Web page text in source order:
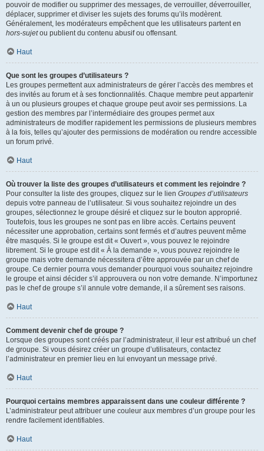
pouvoir de modifier ou supprimer des messages, de verrouiller, déverrouiller,
déplacer, supprimer et diviser les sujets des forums qu’ils modèrent.
Généralement, les modérateurs empêchent que les utilisateurs partent en
hors-sujetou publient du contenu abusif ou offensant.
Haut
Que sont les groupes d’utilisateurs ?
Les groupes permettent aux administrateurs de gérer l’accès des membres et
des invités au forum et à ses fonctionnalités. Chaque membre peut appartenir
à un ou plusieurs groupes et chaque groupe peut avoir ses permissions. La
gestion des membres par l’intermédiaire des groupes permet aux
administrateurs de modifier rapidement les permissions de plusieurs membres
à la fois, telles qu’ajouter des permissions de modération ou rendre accessible
un forum privé.
Haut
Où trouver la liste des groupes d’utilisateurs et comment les rejoindre ?
Pour consulter la liste des groupes, cliquez sur le lien Groupes d’utilisateurs
depuis votre panneau de l’utilisateur. Si vous souhaitez rejoindre un des
groupes, sélectionnez le groupe désiré et cliquez sur le bouton approprié.
Toutefois, tous les groupes ne sont pas en libre accès. Certains peuvent
nécessiter une approbation, certains sont fermés et d’autres peuvent même
être masqués. Si le groupe est dit « Ouvert », vous pouvez le rejoindre
librement. Si le groupe est dit « À la demande », vous pouvez rejoindre le
groupe mais votre demande nécessitera d’être approuvée par un chef de
groupe. Ce dernier pourra vous demander pourquoi vous souhaitez rejoindre
le groupe et ainsi décider s’il approuvera ou non votre demande. N’importunez
pas le chef de groupe s’il annule votre demande, il a sûrement ses raisons.
Haut
Comment devenir chef de groupe ?
Lorsque des groupes sont créés par l’administrateur, il leur est attribué un chef
de groupe. Si vous désirez créer un groupe d’utilisateurs, contactez
l’administrateur en premier lieu en lui envoyant un message privé.
Haut
Pourquoi certains membres apparaissent dans une couleur différente ?
L’administrateur peut attribuer une couleur aux membres d’un groupe pour les
rendre facilement identifiables.
Haut